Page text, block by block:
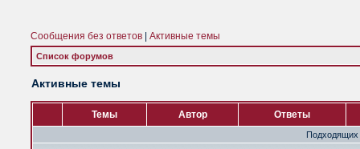
Сообщения без ответов Активные темы
Список форумов
Активные темы
Темы Автор Ответы
Подходящих